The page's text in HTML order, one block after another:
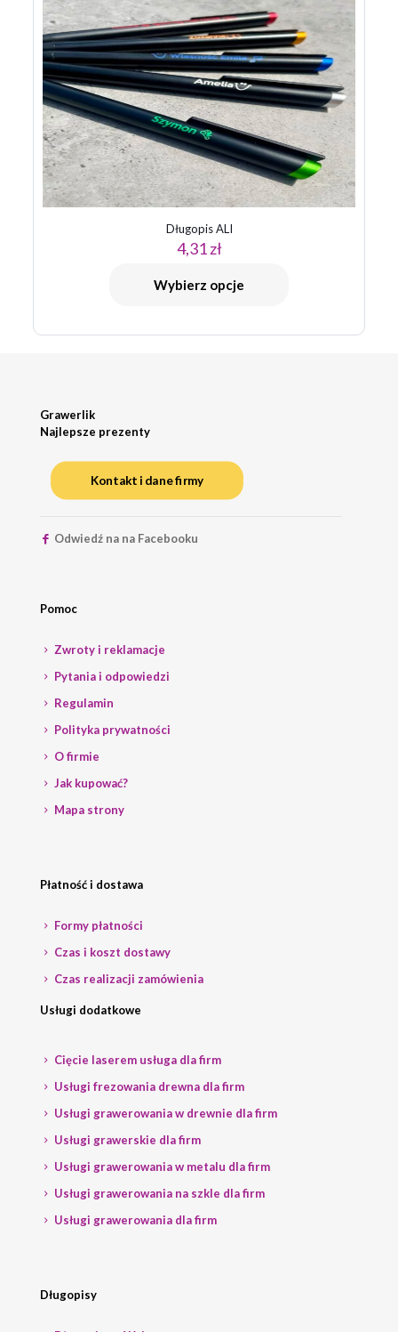
Długopis ALI
4,31zł
Wybierz opcje
Grawerlik
Najlepsze prezenty
Kontakt i dane firmy
Odwiedź na na Facebooku
Pomoc
Zwroty i reklamacje
Pytania i odpowiedzi
Regulamin
Polityka prywatności
O firmie
Jak kupować?
Mapa strony
Płatność i dostawa
Formy płatności
Czas i koszt dostawy
Czas realizacji zamówienia
Usługi dodatkowe
Cięcie laserem usługa dla firm
Usługi frezowania drewna dla firm
Usługi grawerowania w drewnie dla firm
Usługi grawerskie dla firm
Usługi grawerowania w metalu dla firm
Usługi grawerowania na szkle dla firm
Usługi grawerowania dla firm
Długopisy